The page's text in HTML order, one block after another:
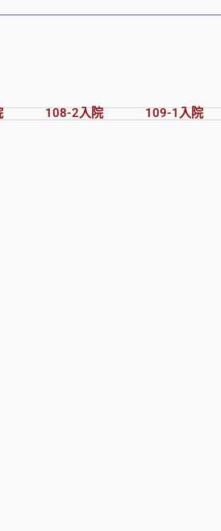
108-2入院 109-1入院